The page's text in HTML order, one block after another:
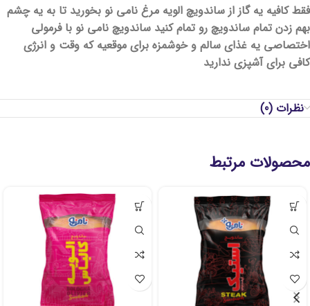
فقط کافیه یه گاز از ساندویچ الویه مرغ نامی نو بخورید تا به یه چشم
بهم زدن تمام ساندویچ رو تمام کنید ساندویچ نامی نو با فرمولی
اختصاصی یه غذای سالم و خوشمزه برای موقعیه که وقت و انرژی
کافی برای آشپزی ندارید
نظرات (0)
محصولات مرتبط